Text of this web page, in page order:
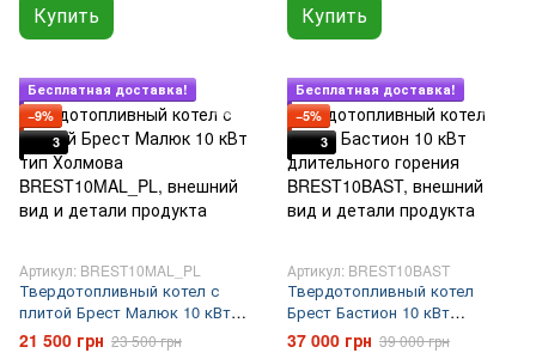
Купить Купить
Подарок
Бесплатная доставка!
−9%
3
Артикул: BREST10MAL_PL
Твердотопливный котел с
плитой Брест Малюк 10 кВт
тип Холмова
21 500 грн 23 500 грн
Подарок
Бесплатная доставка!
−5%
3
Артикул: BREST10BAST
Твердотопливный котел
Брест Бастион 10 кВт
длительного горения
37 000 грн 39 000 грн